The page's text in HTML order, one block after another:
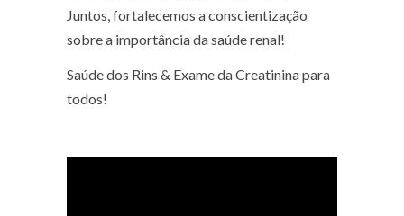
Juntos, fortalecemos a conscientização
sobre a importância da saúde renal!
Saúde dos Rins & Exame da Creatinina para
todos!